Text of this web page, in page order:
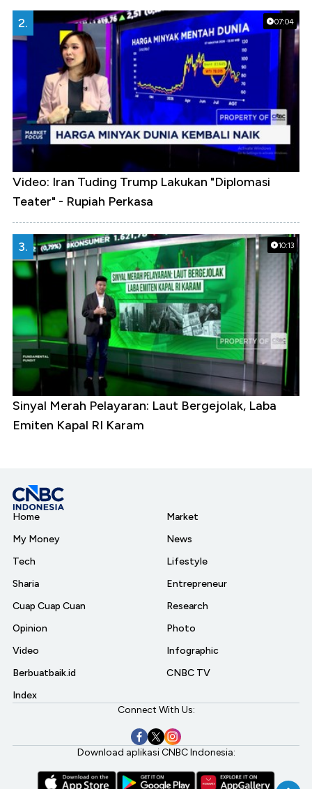
07:04
2.
Video: Iran Tuding Trump Lakukan "Diplomasi
Teater" - Rupiah Perkasa
10:13
3.
Sinyal Merah Pelayaran: Laut Bergejolak, Laba
Emiten Kapal RI Karam
Home
My Money
Tech
Sharia
Cuap Cuap Cuan
Opinion
Video
Berbuatbaik.id
Index
Market
News
Lifestyle
Entrepreneur
Research
Photo
Infographic
CNBC TV
Connect With Us:
Download aplikasi CNBC Indonesia: